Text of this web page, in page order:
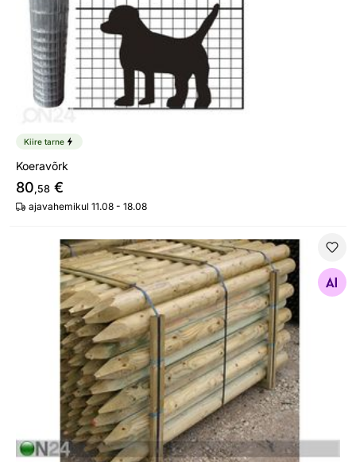
Kiire tarne
Koeravõrk
80,58 €
ajavahemikul 11.08 - 18.08
Immutatud aiapost 4 tk
Otsi sarnaseid